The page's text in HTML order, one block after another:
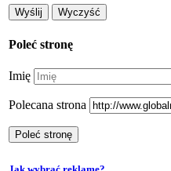
Poleć stronę
Imię
Polecana strona